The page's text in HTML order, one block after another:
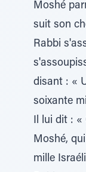
Moshé
suit son
Rabbi
disant : «
soixante
Il lui dit : «
Moshé,
mille